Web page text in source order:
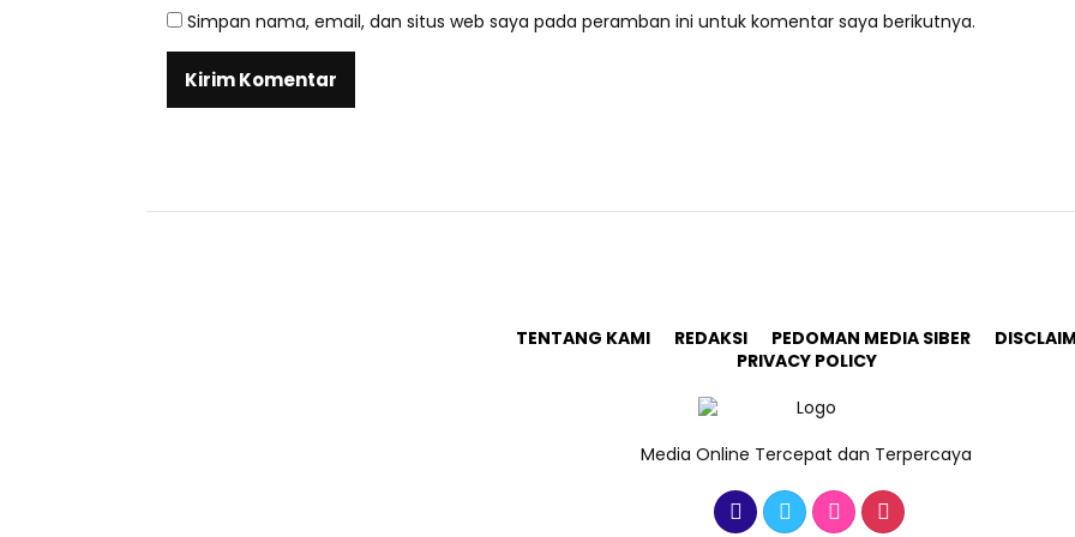
Simpan nama, email, dan situs web saya pada peramban ini untuk komentar saya berikutnya.
TENTANG KAMI REDAKSI PEDOMAN MEDIA SIBER
PRIVACY POLICY
Media Online Tercepat dan Terpercaya